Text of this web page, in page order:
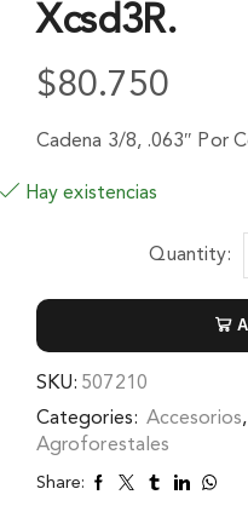
Xcsd3R.
$80.750
Cadena 3/8, .063″ Por
Hay existencias
SKU: 507210
Categories: Accesorios,
Agroforestales
Share: